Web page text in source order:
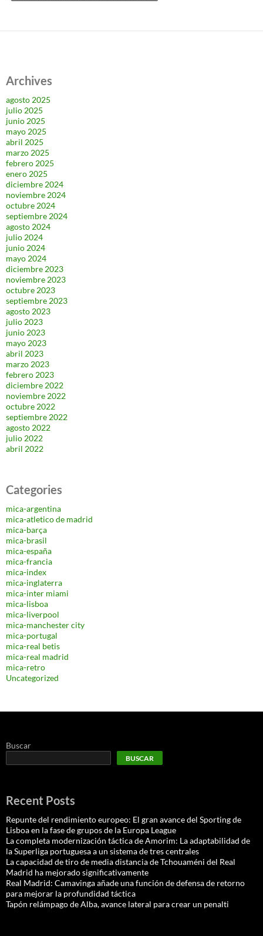
Archives
agosto 2025
julio 2025
junio 2025
mayo 2025
abril 2025
marzo 2025
febrero 2025
enero 2025
diciembre 2024
noviembre 2024
octubre 2024
septiembre 2024
agosto 2024
julio 2024
junio 2024
mayo 2024
diciembre 2023
noviembre 2023
octubre 2023
septiembre 2023
agosto 2023
julio 2023
junio 2023
mayo 2023
abril 2023
marzo 2023
febrero 2023
diciembre 2022
noviembre 2022
octubre 2022
septiembre 2022
agosto 2022
julio 2022
abril 2022
Categories
mica-argentina
mica-atletico de madrid
mica-barça
mica-brasil
mica-españa
mica-francia
mica-index
mica-inglaterra
mica-inter miami
mica-lisboa
mica-liverpool
mica-manchester city
mica-portugal
mica-real betis
mica-real madrid
mica-retro
Uncategorized
Buscar
BUSCAR
Recent Posts
Repunte del rendimiento europeo: El gran avance del Sporting de
Lisboa en la fase de grupos de la Europa League
La completa modernización táctica de Amorim: La adaptabilidad de
la Superliga portuguesa a un sistema de tres centrales
La capacidad de tiro de media distancia de Tchouaméni del Real
Madrid ha mejorado significativamente
Real Madrid: Camavinga añade una función de defensa de retorno
para mejorar la profundidad táctica
Tapón relámpago de Alba, avance lateral para crear un penalti